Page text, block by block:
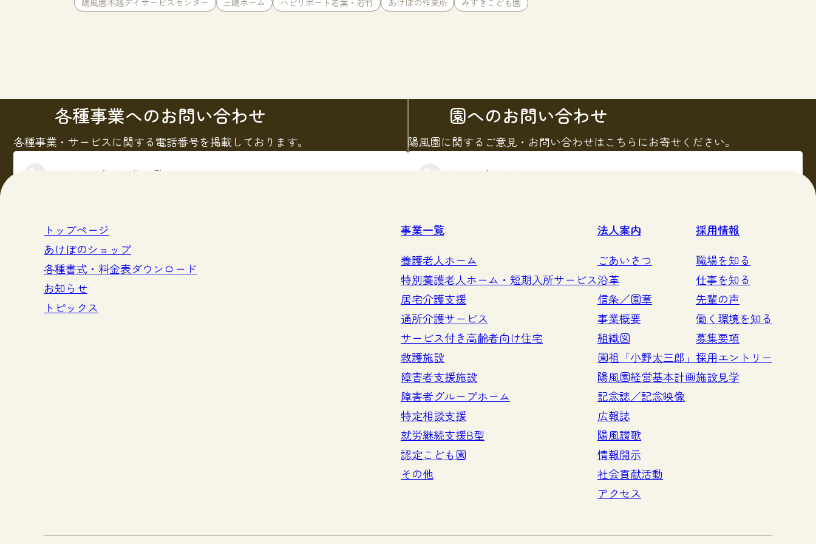
各種事業へのお問い合わせ
各種事業・サービスに関する電話番号を掲載しております。
電話問い合わせ先一覧
園へのお問い合わせ
陽風園に関するご意見・お問い合わせはこちらにお寄せください。
お問い合わせをする
トップページ
あけぼのショップ
各種書式・料金表ダウンロード
お知らせ
トピックス
事業一覧
養護老人ホーム
特別養護老人ホーム・短期入所サービス
居宅介護支援
通所介護サービス
サービス付き高齢者向け住宅
救護施設
障害者支援施設
障害者グループホーム
特定相談支援
就労継続支援B型
認定こども園
その他
法人案内
ごあいさつ
沿革
信条／園章
事業概要
組織図
園祖「小野太三郎」
陽風園経営基本計画
記念誌／記念映像
広報誌
陽風讃歌
情報開示
社会貢献活動
アクセス
採用情報
職場を知る
仕事を知る
先輩の声
働く環境を知る
募集要項
採用エントリー
施設見学